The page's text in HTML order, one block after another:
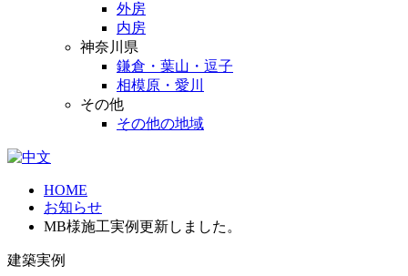
外房
内房
神奈川県
鎌倉・葉山・逗子
相模原・愛川
その他
その他の地域
HOME
お知らせ
MB様施工実例更新しました。
建築実例